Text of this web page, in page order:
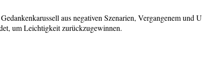
aus negativen Szenarien, Vergangenem und
um Leichtigkeit zurückzugewinnen.